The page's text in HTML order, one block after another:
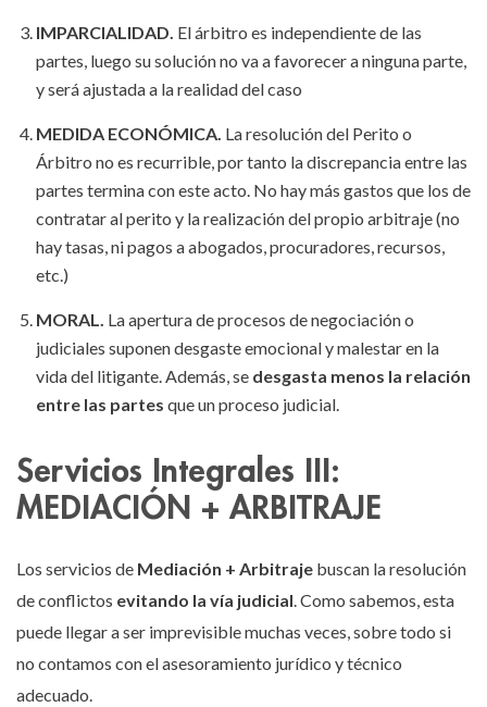
IMPARCIALIDAD. El árbitro es independiente de las
partes, luego su solución no va a favorecer a ninguna parte,
y será ajustada a la realidad del caso
MEDIDA ECONÓMICA. La resolución del Perito o
Árbitro no es recurrible, por tanto la discrepancia entre las
partes termina con este acto. No hay más gastos que los de
contratar al perito y la realización del propio arbitraje (no
hay tasas, ni pagos a abogados, procuradores, recursos,
etc.)
MORAL. La apertura de procesos de negociación o
judiciales suponen desgaste emocional y malestar en la
vida del litigante. Además, se desgasta menos la relación
entre las partes que un proceso judicial.
Servicios Integrales III:
MEDIACIÓN + ARBITRAJE
Los servicios de Mediación + Arbitraje buscan la resolución
de conflictos evitando la vía judicial. Como sabemos, esta
puede llegar a ser imprevisible muchas veces, sobre todo si
no contamos con el asesoramiento jurídico y técnico
adecuado.